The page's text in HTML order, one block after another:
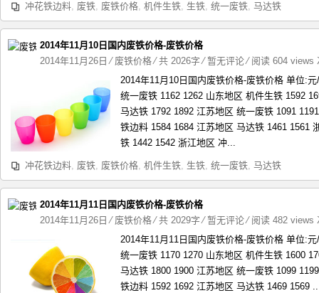
冲花铁边料, 废铁, 废铁价格, 机件生铁, 生铁, 统一废铁, 马达铁
2014年11月10日国内废铁价格-废铁价格
2014年11月26日 ⁄ 废铁价格⁄ 共 2026字⁄暂无评论⁄ 阅读 604 views
2014年11月10日国内废铁价格-废铁价格 单位:
统一废铁 1162 1262 山东地区 机件生铁 1592
马达铁 1792 1892 江苏地区 统一废铁 1091
铁边料 1584 1684 江苏地区 马达铁 1461 1561
铁 1442 1542 浙江地区 冲...
冲花铁边料, 废铁, 废铁价格, 机件生铁, 生铁, 统一废铁, 马达铁
2014年11月11日国内废铁价格-废铁价格
2014年11月26日 ⁄ 废铁价格⁄ 共 2029字⁄暂无评论⁄ 阅读 482 views
2014年11月11日国内废铁价格-废铁价格 单位:
统一废铁 1170 1270 山东地区 机件生铁 1600
马达铁 1800 1900 江苏地区 统一废铁 1099
铁边料 1592 1692 江苏地区 马达铁 1469 1569